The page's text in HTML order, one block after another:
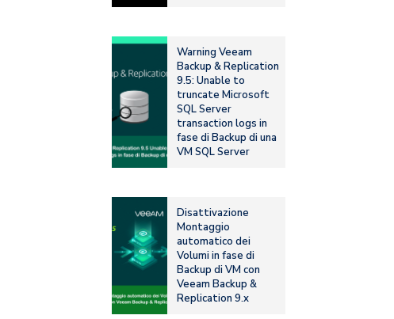
Warning Veeam
Backup & Replication
9.5: Unable to
truncate Microsoft
SQL Server
transaction logs in
fase di Backup di una
VM SQL Server
Disattivazione
Montaggio
automatico dei
Volumi in fase di
Backup di VM con
Veeam Backup &
Replication 9.x